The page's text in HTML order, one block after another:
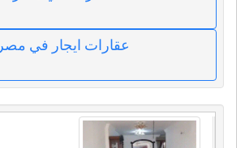
عقارات ايجار في مصر